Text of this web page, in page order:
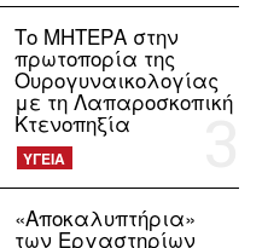
Το ΜΗΤΕΡΑ στην
πρωτοπορία της
Ουρογυναικολογίας
με τη Λαπαροσκοπική
Κτενοπηξία
ΥΓΕΙΑ
«Αποκαλυπτήρια»
των Εργαστηρίων